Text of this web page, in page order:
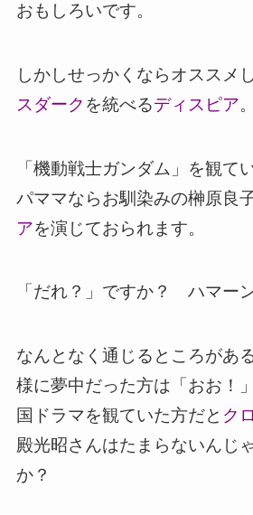
おもしろいです。
しかしせっかくならオススメ
スダーク を統べるディスピア。
「機動戦士ガンダム」を観て
パママならお馴染みの榊原良
アを演じておられます。
「だれ？」ですか？ ハマー
なんとなく通じるところがあ
様に夢中だった方は「おお！
国ドラマを観ていた方だと ク
殿光昭さんはたまらないんじ
か？